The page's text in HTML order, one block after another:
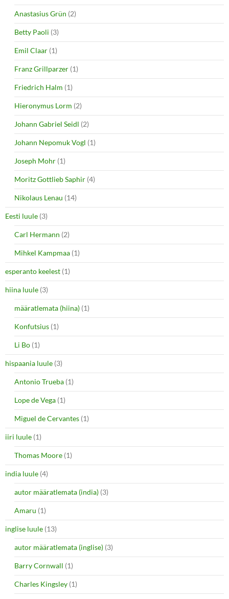
) w
)
Anastasius Grün (2)
Betty Paoli (3)
Emil Claar (1)
Franz Grillparzer (1)
Friedrich Halm (1)
Hieronymus Lorm (2)
Johann Gabriel Seidl (2)
Johann Nepomuk Vogl (1)
Joseph Mohr (1)
Moritz Gottlieb Saphir (4)
Nikolaus Lenau (14)
Eesti luule (3)
Carl Hermann (2)
Mihkel Kampmaa (1)
esperanto keelest (1)
hiina luule (3)
määratlemata (hiina) (1)
Konfutsius (1)
Li Bo (1)
hispaania luule (3)
Antonio Trueba (1)
Lope de Vega (1)
Miguel de Cervantes (1)
iiri luule (1)
Thomas Moore (1)
india luule (4)
autor määratlemata (india) (3)
Amaru (1)
inglise luule (13)
autor määratlemata (inglise) (3)
Barry Cornwall (1)
Charles Kingsley (1)